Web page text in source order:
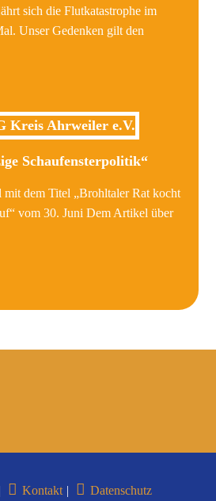
sich die Flutkatastrophe im
Unser Gedenken gilt den
Schaufensterpolitik“
dem Titel „Brohltaler Rat kocht
vom 30. Juni Dem Artikel über
Kontakt Datenschutz